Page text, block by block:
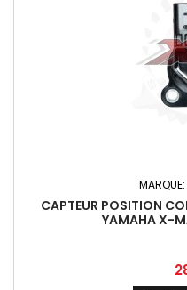
MARQUE:
CAPTEUR POSITION
YAMAHA X-